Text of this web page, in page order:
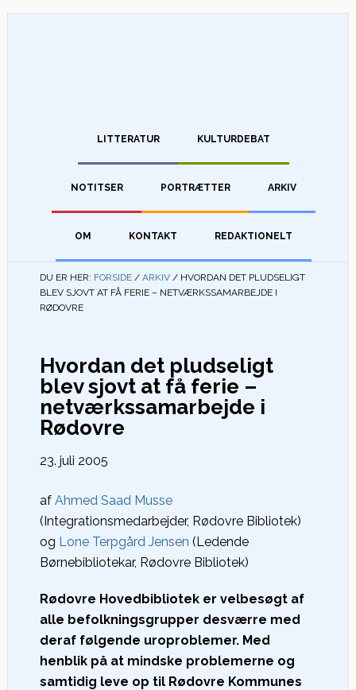
LITTERATUR KULTURDEBAT
NOTITSER PORTRÆTTER ARKIV
OM KONTAKT REDAKTIONELT
DU ER HER: FORSIDE / ARKIV /HVORDAN DET PLUDSELIGT
BLEV SJOVT AT FÅ FERIE – NETVÆRKSSAMARBEJDE I
RØDOVRE
Hvordan det pludseligt
blev sjovt at få ferie –
netværkssamarbejde i
Rødovre
23. juli 2005
af Ahmed Saad Musse
(Integrationsmedarbejder, Rødovre Bibliotek)
og Lone Terpgård Jensen (Ledende
Børnebibliotekar, Rødovre Bibliotek)
Rødovre Hovedbibliotek er velbesøgt af
alle befolkningsgrupper desværre med
deraf følgende uroproblemer. Med
henblik på at mindske problemerne og
samtidig leve op til Rødovre Kommunes